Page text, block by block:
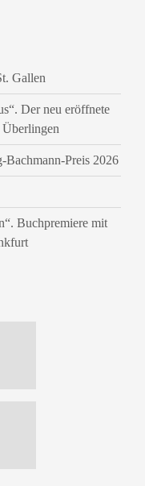
Gallen
Der neu eröffnete
Bachmann-Preis 2026
Buchpremiere mit